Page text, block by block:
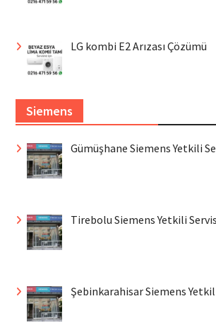
LG kombi E2 Arızası Çözümü
Siemens
Gümüşhane Siemens Yetkili
Tirebolu Siemens Yetkili
Şebinkarahisar Siemens